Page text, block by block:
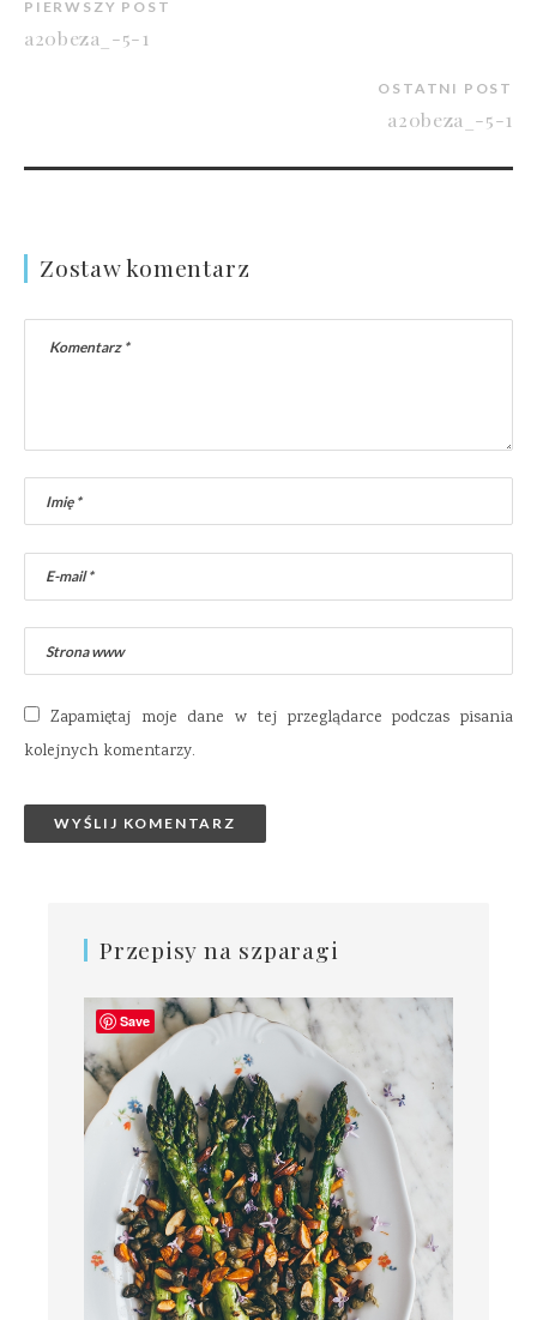
PIERWSZY POST
a20beza_-5-1
OSTATNI POST
a20beza_-5-1
Zostaw komentarz
Zapamiętaj moje dane w tej przeglądarce podczas pisania
kolejnych komentarzy.
Przepisy na szparagi
Save